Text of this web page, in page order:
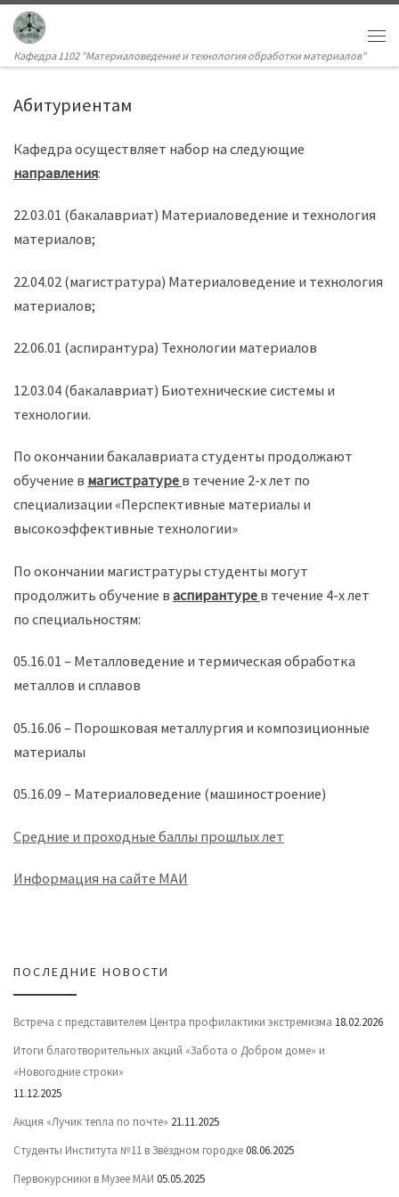
Кафедра 1102 "Материаловедение и технология обработки материалов"
Абитуриентам
Кафедра осуществляет набор на следующие
направления:
22.03.01 (бакалавриат) Материаловедение и технология
материалов;
22.04.02 (магистратура) Материаловедение и технология
материалов;
22.06.01 (аспирантура) Технологии материалов
12.03.04 (бакалавриат) Биотехнические системы и
технологии.
По окончании бакалавриата студенты продолжают
обучение в магистратуре в течение 2-х лет по
специализации «Перспективные материалы и
высокоэффективные технологии»
По окончании магистратуры студенты могут
продолжить обучение в аспирантуре в течение 4-х лет
по специальностям:
05.16.01 – Металловедение и термическая обработка
металлов и сплавов
05.16.06 – Порошковая металлургия и композиционные
материалы
05.16.09 – Материаловедение (машиностроение)
Средние и проходные баллы прошлых лет
Информация на сайте МАИ
ПОСЛЕДНИЕ НОВОСТИ
Встреча с представителем Центра профилактики экстремизма 18.02.2026
Итоги благотворительных акций «Забота о Добром доме» и
«Новогодние строки»
11.12.2025
Акция «Лучик тепла по почте» 21.11.2025
Cтуденты Института №11 в Звёздном городке08.06.2025
Первокурсники в Музее МАИ 05.05.2025